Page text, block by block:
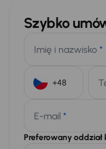
Szybko
Imię i nazwisko *
E-mail *
Preferowany